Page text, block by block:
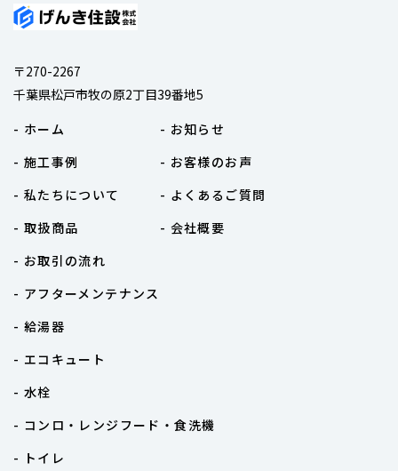
〒270-2267
千葉県松戸市牧の原2丁目39番地5
- ホーム
- 施工事例
- 私たちについて
- 取扱商品
- お取引の流れ
- アフターメンテナンス
- お知らせ
- お客様のお声
- よくあるご質問
- 会社概要
- 給湯器
- エコキュート
- 水栓
- コンロ・レンジフード・食洗機
- トイレ